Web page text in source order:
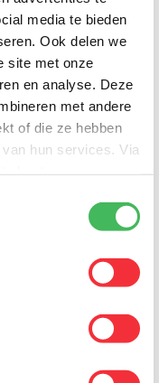
media te bieden
Ook delen we
site met onze
en analyse. Deze
met andere
of die ze hebben
hun services. Via
bezorgers van Leen
wij elke ochtend bezig
maar heel sporadisch
ook vol vertrouwen
verder groeien als